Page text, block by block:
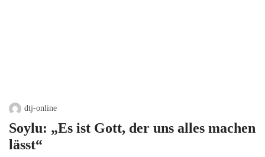
dtj-online
Soylu: „Es ist Gott, der uns alles machen
lässt“